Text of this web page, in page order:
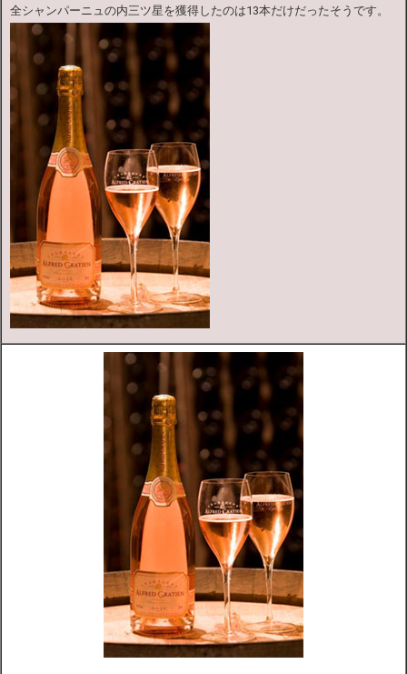
全シャンパーニュの内三ツ星を獲得したのは13本だけだったそうです。